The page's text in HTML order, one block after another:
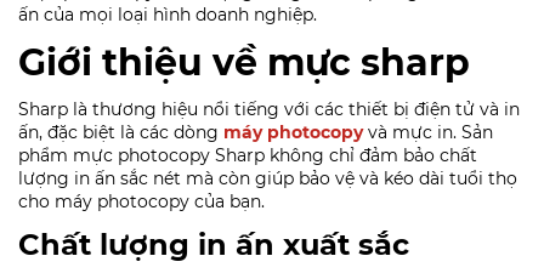
ấn của mọi loại hình doanh nghiệp.
Giới thiệu về mực sharp
Sharp là thương hiệu nổi tiếng với các thiết bị điện tử và in
ấn, đặc biệt là các dòng máy photocopyvà mực in. Sản
phẩm mực photocopy Sharp không chỉ đảm bảo chất
lượng in ấn sắc nét mà còn giúp bảo vệ và kéo dài tuổi thọ
cho máy photocopy của bạn.
Chất lượng in ấn xuất sắc